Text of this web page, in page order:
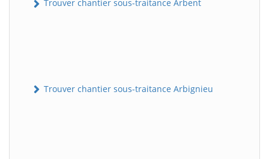
Trouver chantier sous-traitance Arbent
Trouver chantier sous-traitance Arbignieu